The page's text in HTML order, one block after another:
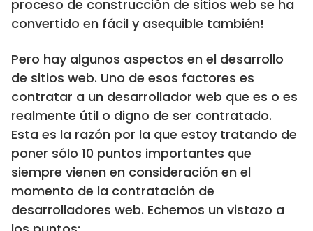
proceso de construcción de sitios web se ha
convertido en fácil y asequible también!
Pero hay algunos aspectos en el desarrollo
de sitios web. Uno de esos factores es
contratar a un desarrollador web que es o es
realmente útil o digno de ser contratado.
Esta es la razón por la que estoy tratando de
poner sólo 10 puntos importantes que
siempre vienen en consideración en el
momento de la contratación de
desarrolladores web. Echemos un vistazo a